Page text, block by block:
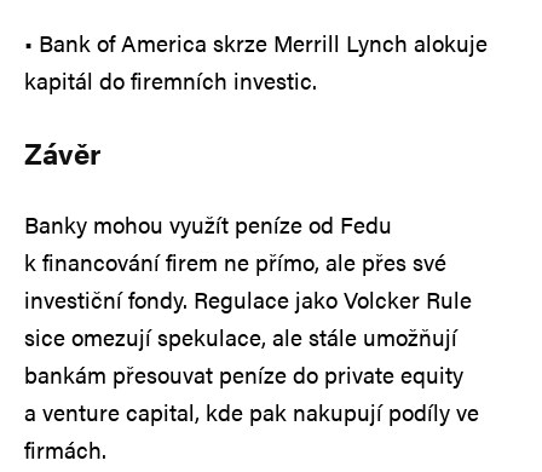
• Bank of America skrze Merrill Lynch alokuje
kapitál do firemních investic.
Závěr
Banky mohou využít peníze od Fedu
k financování firem ne přímo, ale přes své
investiční fondy. Regulace jako Volcker Rule
sice omezují spekulace, ale stále umožňují
bankám přesouvat peníze do private equity
a venture capital, kde pak nakupují podíly ve
firmách.